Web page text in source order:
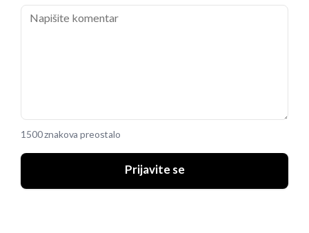
1500 znakova preostalo
Prijavite se